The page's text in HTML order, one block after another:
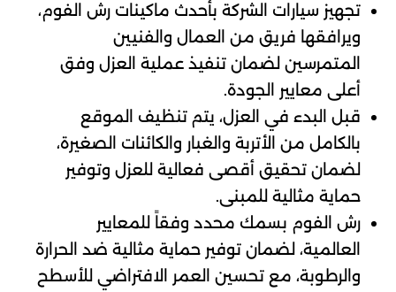
تجهيز سيارات الشركة بأحدث ماكينات رش الفوم،
ويرافقها فريق من العمال والفنيين
المتمرسين لضمان تنفيذ عملية العزل وفق
أعلى معايير الجودة.
قبل البدء في العزل، يتم تنظيف الموقع
بالكامل من الأتربة والغبار والكائنات الصغيرة،
لضمان تحقيق أقصى فعالية للعزل وتوفير
حماية مثالية للمبنى.
رش الفوم بسمك محدد وفقاً للمعايير
العالمية، لضمان توفير حماية مثالية ضد الحرارة
والرطوبة، مع تحسين العمر الافتراضي للأسطح